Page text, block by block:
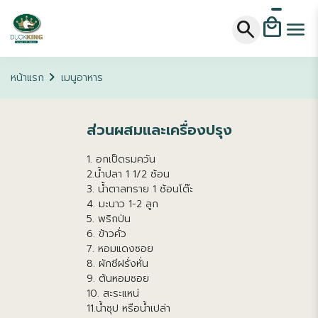
search local_mall menu
หน้าแรก chevron_right เมนูอาหาร
ส่วนผสมและเครื่องปรุง
1. อกเป็ดรมควัน
2.น้ำปลา 1 1/2 ช้อน
3. น้ำตาลทราย 1 ช้อนโต๊ะ
4. มะนาว 1-2 ลูก
5. พริกป่น
6. ข้าวคั่ว
7. หอมแดงซอย
8. ผักชีฝรั่งหั่น
9. ต้นหอมซอย
10. สะระแหน่
11.น้ำซุป หรือน้ำเปล่า